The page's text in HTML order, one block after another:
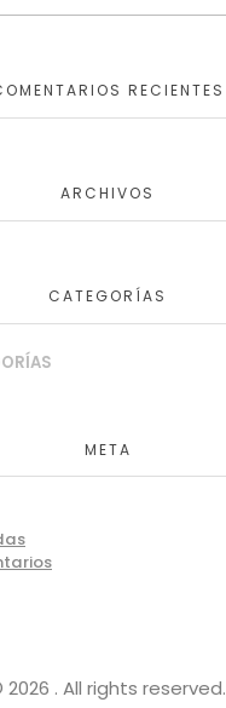
RECIENTES
ARCHIVOS
CATEGORÍAS
META
2026 . All rights reserved.